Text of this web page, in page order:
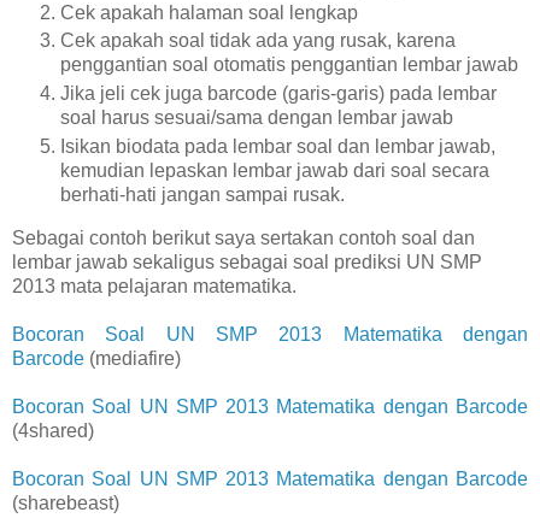
Cek apakah halaman soal lengkap
Cek apakah soal tidak ada yang rusak, karena
penggantian soal otomatis penggantian lembar jawab
Jika jeli cek juga barcode (garis-garis) pada lembar
soal harus sesuai/sama dengan lembar jawab
Isikan biodata pada lembar soal dan lembar jawab,
kemudian lepaskan lembar jawab dari soal secara
berhati-hati jangan sampai rusak.
Sebagai contoh berikut saya sertakan contoh soal dan
lembar jawab sekaligus sebagai soal prediksi UN SMP
2013 mata pelajaran matematika.
Bocoran Soal UN SMP 2013 Matematika dengan
Barcode (mediafire)
Bocoran Soal UN SMP 2013 Matematika dengan Barcode
(4shared)
Bocoran Soal UN SMP 2013 Matematika dengan Barcode
(sharebeast)